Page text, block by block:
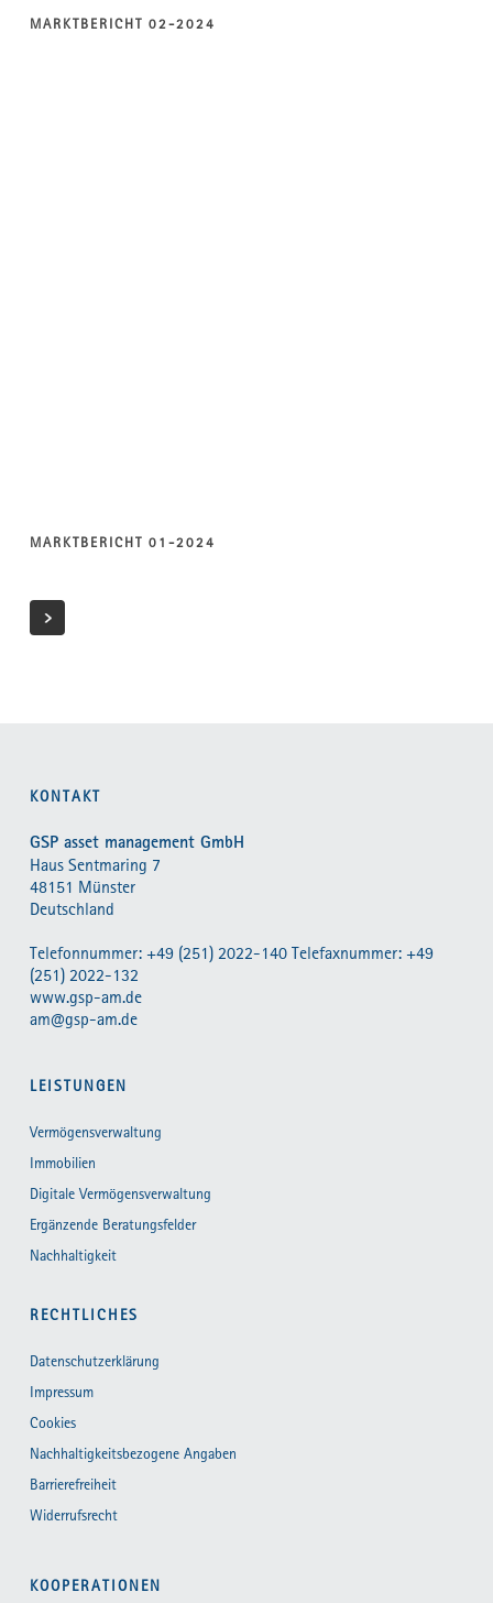
MARKTBERICHT 02-2024
MARKTBERICHT 01-2024
KONTAKT
GSP asset management GmbH
Haus Sentmaring 7
48151 Münster
Deutschland
Telefonnummer: +49 (251) 2022-140 Telefaxnummer: +49
(251) 2022-132
www.gsp-am.de
am@gsp-am.de
LEISTUNGEN
Vermögensverwaltung
Immobilien
Digitale Vermögensverwaltung
Ergänzende Beratungsfelder
Nachhaltigkeit
RECHTLICHES
Datenschutzerklärung
Impressum
Cookies
Nachhaltigkeitsbezogene Angaben
Barrierefreiheit
Widerrufsrecht
KOOPERATIONEN